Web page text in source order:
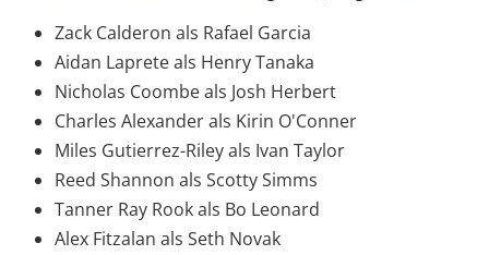
Zack Calderon als Rafael Garcia
Aidan Laprete als Henry Tanaka
Nicholas Coombe als Josh Herbert
Charles Alexander als Kirin O'Conner
Miles Gutierrez-Riley als Ivan Taylor
Reed Shannon als Scotty Simms
Tanner Ray Rook als Bo Leonard
Alex Fitzalan als Seth Novak